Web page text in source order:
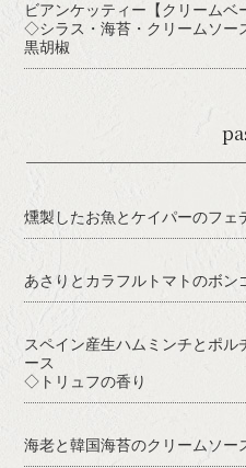
ビアンケッティー【クリームベ
◇シラス・海苔・クリームソー
黒胡椒
燻製したお魚とケイパーのフェ
あさりとカラフルトマトのボン
スペイン産生ハムミンチとポル
ース
◇トリュフの香り
海老と韓国海苔のクリームソー